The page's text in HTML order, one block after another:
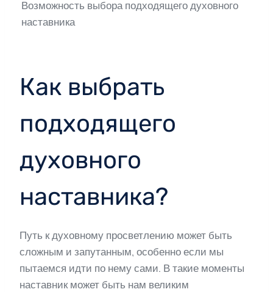
Возможность выбора подходящего духовного
наставника
Как выбрать
подходящего
духовного
наставника?
Путь к духовному просветлению может быть
сложным и запутанным, особенно если мы
пытаемся идти по нему сами. В такие моменты
наставник может быть нам великим